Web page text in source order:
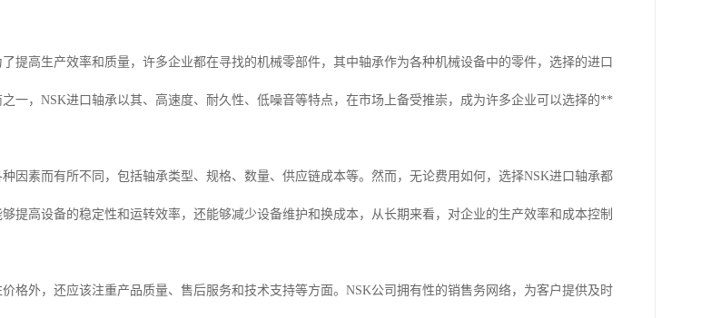
提高生产效率和质量，许多企业都在寻找的机械零部件，其中轴承作为各种机械设备中的零件，选择的进口
一，NSK进口轴承以其、高速度、耐久性、低噪音等特点，在市场上备受推崇，成为许多企业可以选择的**
因素而有所不同，包括轴承类型、规格、数量、供应链成本等。然而，无论费用如何，选择NSK进口轴承都
提高设备的稳定性和运转效率，还能够减少设备维护和换成本，从长期来看，对企业的生产效率和成本控制
格外，还应该注重产品质量、售后服务和技术支持等方面。NSK公司拥有性的销售务网络，为客户提供及时